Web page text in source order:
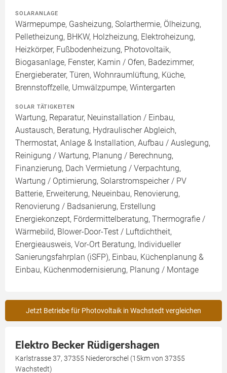
SOLARANLAGE
Wärmepumpe, Gasheizung, Solarthermie, Ölheizung,
Pelletheizung, BHKW, Holzheizung, Elektroheizung,
Heizkörper, Fußbodenheizung, Photovoltaik,
Biogasanlage, Fenster, Kamin / Ofen, Badezimmer,
Energieberater, Türen, Wohnraumlüftung, Küche,
Brennstoffzelle, Umwälzpumpe, Wintergarten
SOLAR TÄTIGKEITEN
Wartung, Reparatur, Neuinstallation / Einbau,
Austausch, Beratung, Hydraulischer Abgleich,
Thermostat, Anlage & Installation, Aufbau / Auslegung,
Reinigung / Wartung, Planung / Berechnung,
Finanzierung, Dach Vermietung / Verpachtung,
Wartung / Optimierung, Solarstromspeicher / PV
Batterie, Erweiterung, Neueinbau, Renovierung,
Renovierung / Badsanierung, Erstellung
Energiekonzept, Fördermittelberatung, Thermografie /
Wärmebild, Blower-Door-Test / Luftdichtheit,
Energieausweis, Vor-Ort Beratung, Individueller
Sanierungsfahrplan (iSFP), Einbau, Küchenplanung &
Einbau, Küchenmodernisierung, Planung / Montage
Jetzt Betriebe für Photovoltaik in Wachstedt vergleichen
Elektro Becker Rüdigershagen
Karlstrasse 37, 37355 Niederorschel (15km von 37355
Wachstedt)